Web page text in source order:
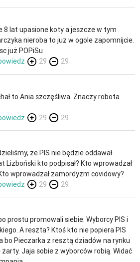
8 lat upasione koty a jeszcze w tym
nieroba to już w ogole zapomnijcie.
już POPiSu
29 29
to Ania szczęśliwa. Znaczy robota
29 29
że PIS nie będzie oddawał
Lizboński kto podpisał? Kto wprowadzał
wprowadzał zamordyzm covidowy?
29 29
prostu promowali siebie. Wyborcy PIS i
A reszta? Ktoś kto nie popiera PIS
bo Pieczarka z resztą dziadów na rynku
Jaja sobie z wyborców robią. Widać